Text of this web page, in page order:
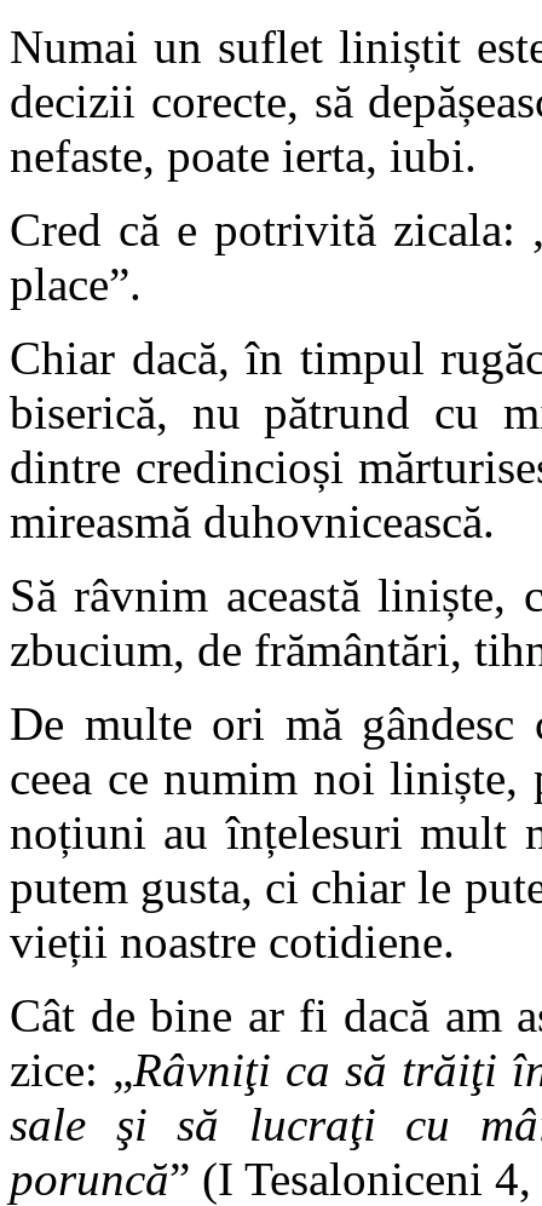
Numai un suflet liniștit
decizii corecte, să
nefaste, poate ierta, iubi.
Cred că e potrivită zicala:
place”.
Chiar dacă, în timpul
biserică, nu pătrund cu
dintre credincioși
mireasmă duhovnicească.
Să râvnim această liniște,
zbucium, de frământări,
De multe ori mă gândesc
ceea ce numim noi liniște,
noțiuni au înțelesuri mult
putem gusta, ci chiar le
vieții noastre cotidiene.
Cât de bine ar fi dacă am
zice: „Râvniţi ca să trăiţi
sale şi să lucraţi cu
poruncă” (I Tesaloniceni